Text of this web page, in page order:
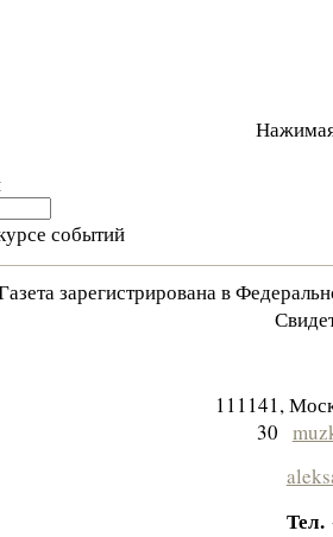
событий
зарегистрирована в
111141,
30
Тел.